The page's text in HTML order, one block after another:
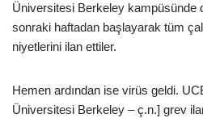
Üniversitesi Berkeley kampüsünde
sonraki haftadan başlayarak tüm
niyetlerini ilan ettiler.
Hemen ardından ise virüs geldi.
Üniversitesi Berkeley – ç.n.] grev